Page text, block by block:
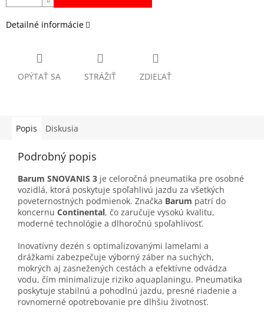
Detailné informácie
OPÝTAŤ SA STRÁŽIŤ ZDIEĽAŤ
Popis Diskusia
Podrobný popis
Barum SNOVANIS 3 je celoročná pneumatika pre osobné
vozidlá, ktorá poskytuje spoľahlivú jazdu za všetkých
poveternostných podmienok. Značka Barum patrí do
koncernu Continental, čo zaručuje vysokú kvalitu,
moderné technológie a dlhoročnú spoľahlivosť.
Inovatívny dezén s optimalizovanými lamelami a
drážkami zabezpečuje výborný záber na suchých,
mokrých aj zasnežených cestách a efektívne odvádza
vodu, čím minimalizuje riziko aquaplaningu. Pneumatika
poskytuje stabilnú a pohodlnú jazdu, presné riadenie a
rovnomerné opotrebovanie pre dlhšiu životnosť.